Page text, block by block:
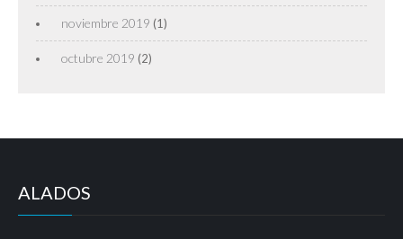
noviembre 2019 (1)
octubre 2019 (2)
ALADOS